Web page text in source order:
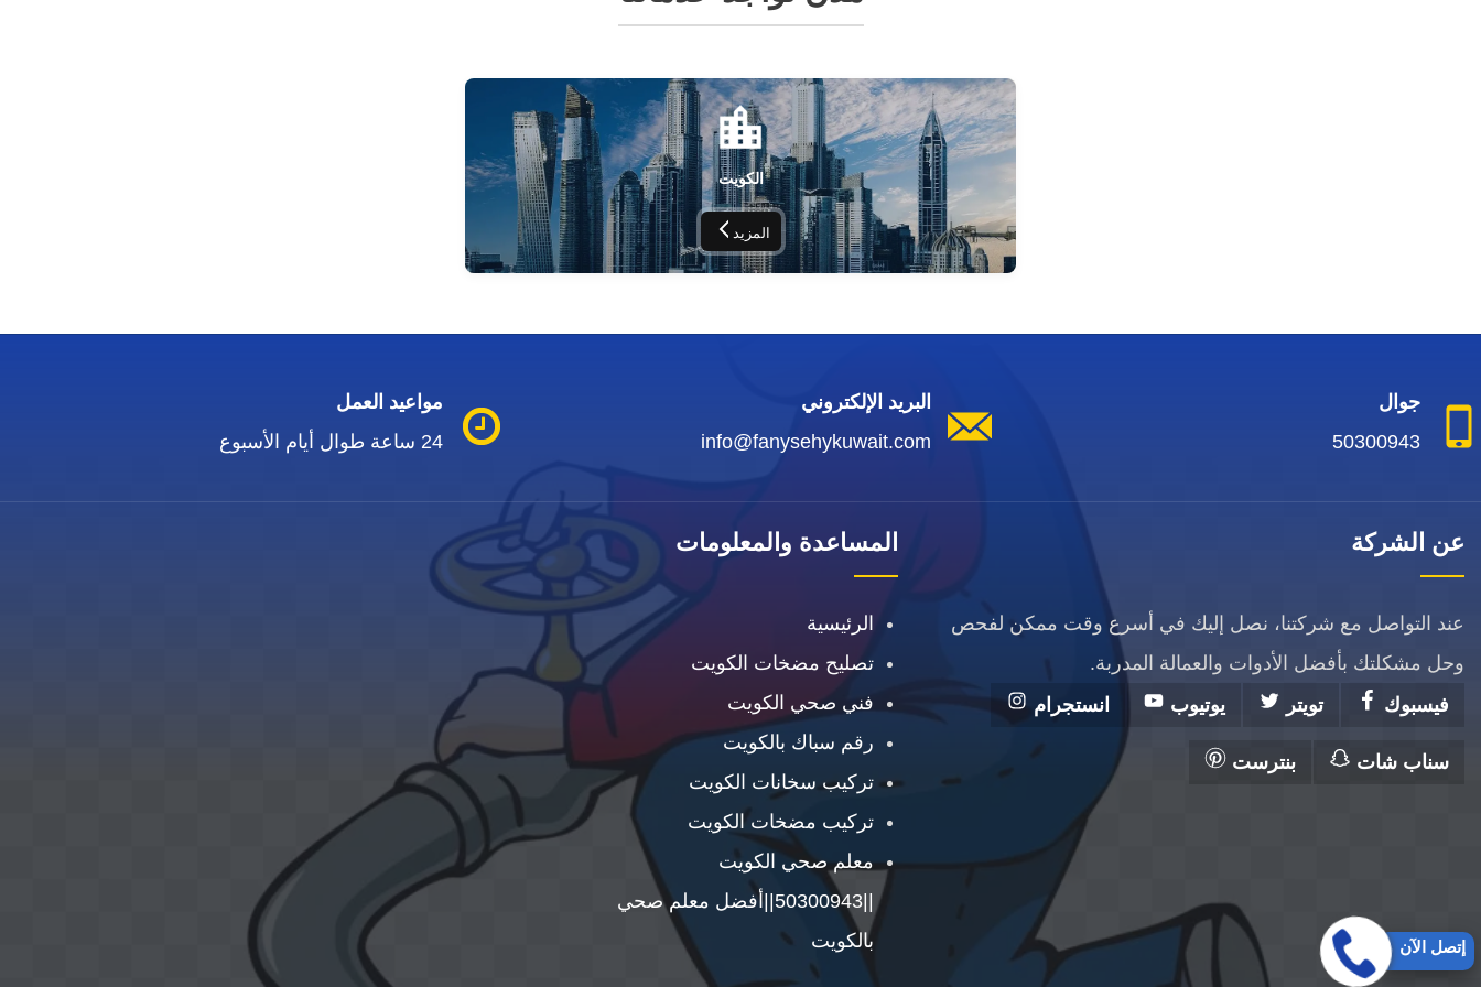
الكويت
المزيد
جوال
50300943
البريد الإلكتروني
info@fanysehykuwait.com
مواعيد العمل
24 ساعة طوال أيام الأسبوع
عن الشركة
عند التواصل مع شركتنا، نصل إليك في أسرع وقت ممكن لفحص
وحل مشكلتك بأفضل الأدوات والعمالة المدربة.
فيسبوك
تويتر يوتيوب انستجرام
سناب شات بنترست
المساعدة والمعلومات
الرئيسية
تصليح مضخات الكويت
فني صحي الكويت
رقم سباك بالكويت
تركيب سخانات الكويت
تركيب مضخات الكويت
معلم صحي الكويت
||50300943||أفضل معلم صحي
بالكويت
إتصل الآن